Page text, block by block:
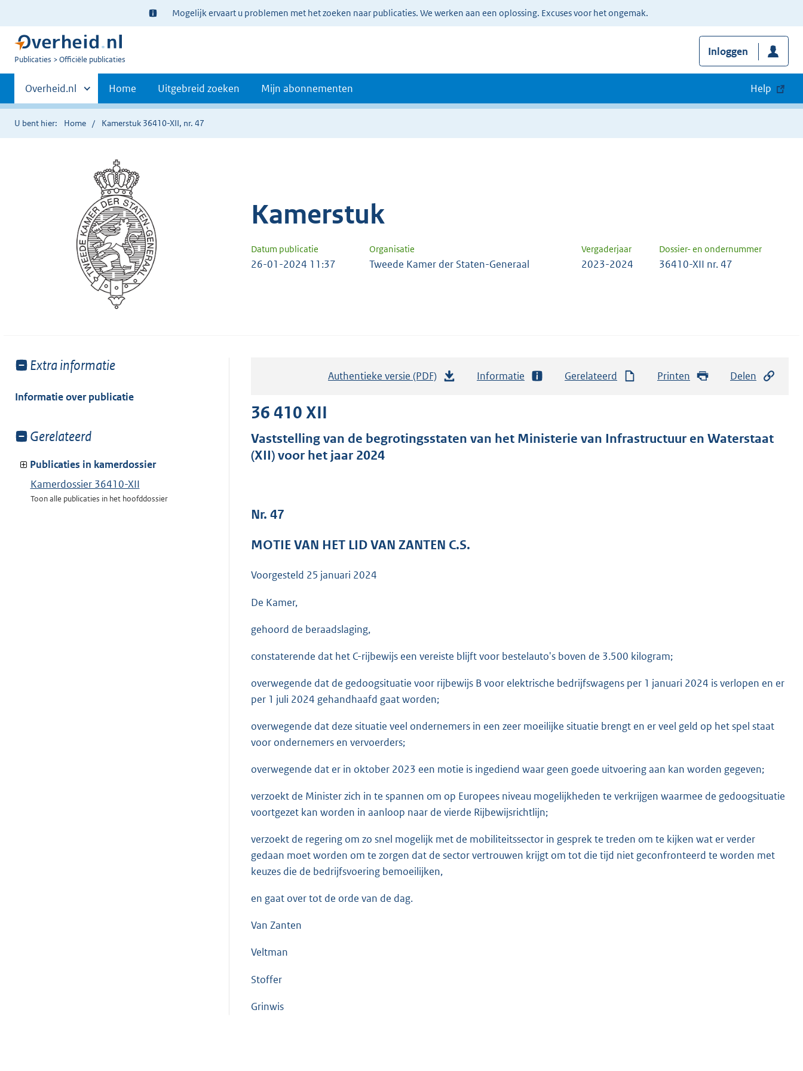
Ter
informatie:
Mogelijk ervaart u problemen met het zoeken naar publicaties. We werken aan een oplossing. Excuses voor het ongemak.
U
Publicaties Officiële publicaties
Inloggen
Primaire
navigatie
Andere
sites
binnen
Overheid.nl Home Uitgebreid zoeken Mijn abonnementen Help
U bent hier: Home Kamerstuk 36410-XII, nr. 47
Kamerstuk
Datum publicatie Organisatie Vergaderjaar Dossier- en ondernummer
26-01-2024 11:37 Tweede Kamer der Staten-Generaal 2023-2024 36410-XII nr. 47
Toon
van:
Extra informatie
Informatie over publicatie
Toon
van:
Gerelateerd
Publicaties in kamerdossier
Kamerdossier 36410-XII
Toon alle publicaties in het hoofddossier
Authentieke versie (PDF)
a
o
o
6
b
Informatie Gerelateerd Printen Delen
36 410 XII
Vaststelling van de begrotingsstaten van het Ministerie van Infrastructuur en Waterstaat
(XII) voor het jaar 2024
Nr. 47
MOTIE VAN HET LID VAN ZANTEN C.S.
Voorgesteld 25 januari 2024
De Kamer,
gehoord de beraadslaging,
constaterende dat het C-rijbewijs een vereiste blijft voor bestelauto's boven de 3.500 kilogram;
overwegende dat de gedoogsituatie voor rijbewijs B voor elektrische bedrijfswagens per 1 januari 2024 is verlopen en er
per 1 juli 2024 gehandhaafd gaat worden;
overwegende dat deze situatie veel ondernemers in een zeer moeilijke situatie brengt en er veel geld op het spel staat
voor ondernemers en vervoerders;
overwegende dat er in oktober 2023 een motie is ingediend waar geen goede uitvoering aan kan worden gegeven;
verzoekt de Minister zich in te spannen om op Europees niveau mogelijkheden te verkrijgen waarmee de gedoogsituatie
voortgezet kan worden in aanloop naar de vierde Rijbewijsrichtlijn;
verzoekt de regering om zo snel mogelijk met de mobiliteitssector in gesprek te treden om te kijken wat er verder
gedaan moet worden om te zorgen dat de sector vertrouwen krijgt om tot die tijd niet geconfronteerd te worden met
keuzes die de bedrijfsvoering bemoeilijken,
en gaat over tot de orde van de dag.
Van Zanten
Veltman
Stoffer
Grinwis